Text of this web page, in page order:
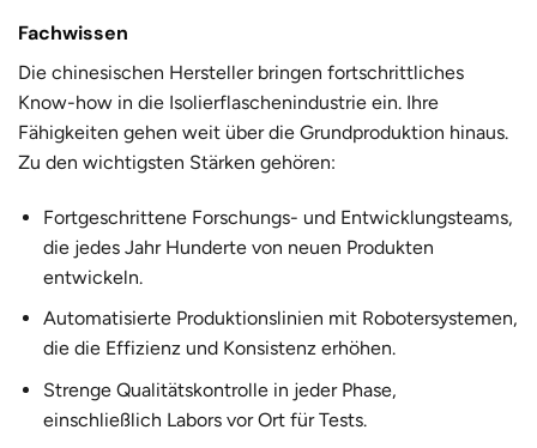
Fachwissen
Die chinesischen Hersteller bringen fortschrittliches
Know-how in die Isolierflaschenindustrie ein. Ihre
Fähigkeiten gehen weit über die Grundproduktion hinaus.
Zu den wichtigsten Stärken gehören:
Fortgeschrittene Forschungs- und Entwicklungsteams,
die jedes Jahr Hunderte von neuen Produkten
entwickeln.
Automatisierte Produktionslinien mit Robotersystemen,
die die Effizienz und Konsistenz erhöhen.
Strenge Qualitätskontrolle in jeder Phase,
einschließlich Labors vor Ort für Tests.